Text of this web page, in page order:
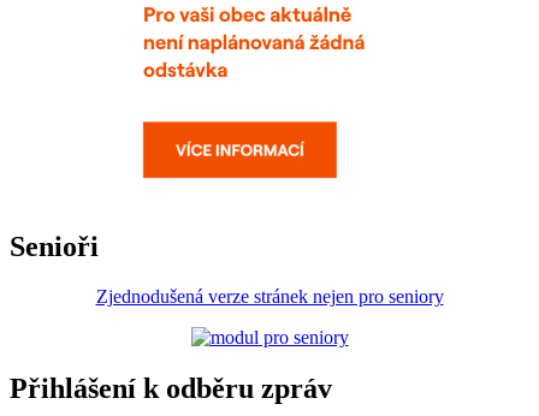
Senioři
Zjednodušená verze stránek nejen pro seniory
Přihlášení k odběru zpráv